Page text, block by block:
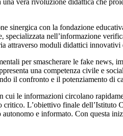
sinergica con la fondazione
nell’informazione
attraverso moduli didattici innovativi
per smascherare le fake
una competenza civile e
il confronto e il potenziamento di
le informazioni circolano
L’obiettivo finale
e informato. Con questa